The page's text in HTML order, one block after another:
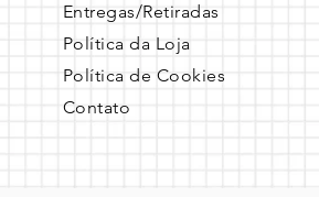
Entregas/Retiradas
Política da Loja
Política de Cookies
Contato